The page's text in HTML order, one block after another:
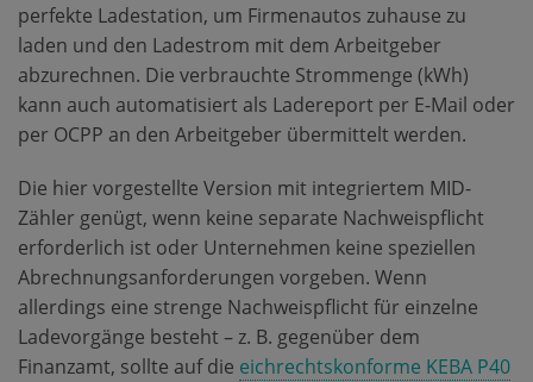
perfekte Ladestation, um Firmenautos zuhause zu
laden und den Ladestrom mit dem Arbeitgeber
abzurechnen. Die verbrauchte Strommenge (kWh)
kann auch automatisiert als Ladereport per E-Mail oder
per OCPP an den Arbeitgeber übermittelt werden.
Die hier vorgestellte Version mit integriertem MID-
Zähler genügt, wenn keine separate Nachweispflicht
erforderlich ist oder Unternehmen keine speziellen
Abrechnungsanforderungen vorgeben. Wenn
allerdings eine strenge Nachweispflicht für einzelne
Ladevorgänge besteht – z. B. gegenüber dem
Finanzamt, sollte auf die eichrechtskonforme KEBA P40